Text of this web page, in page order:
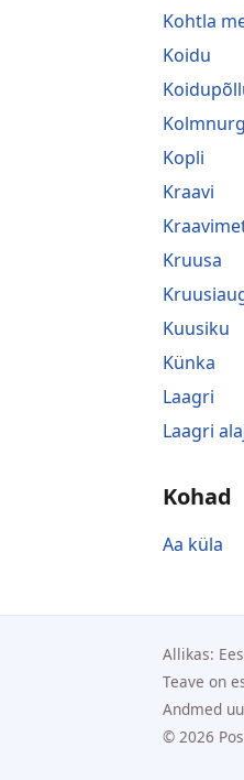
Kohtla
Koidu
Kopli
Kraavi
Kruusa
Kuusiku
Künka
Laagri
Laagri
Kohad
Aa küla
Allikas:
Teave on
Andmed
© 2026